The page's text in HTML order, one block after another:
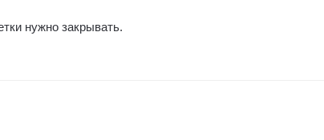
нужно закрывать.